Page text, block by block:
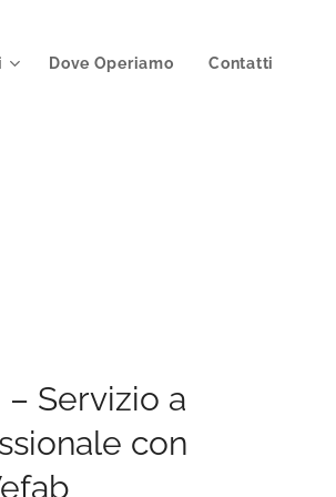
Dove Operiamo Contatti
Servizio a
con